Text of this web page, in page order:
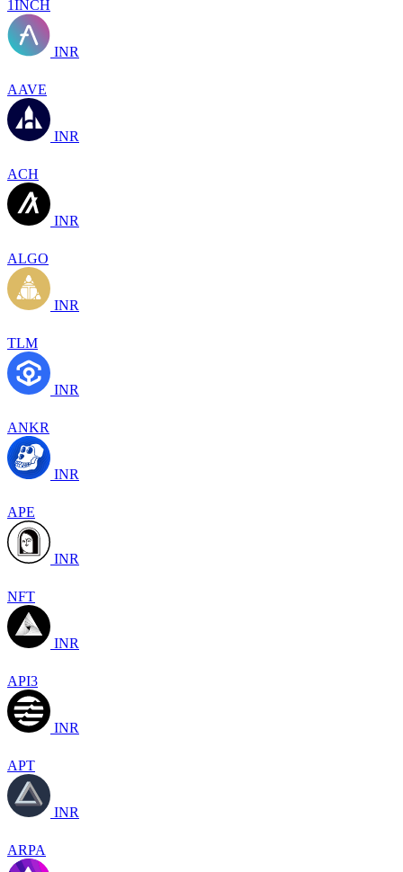
1INCH
INR
AAVE
INR
ACH
INR
ALGO
INR
TLM
INR
ANKR
INR
APE
INR
NFT
INR
API3
INR
APT
INR
ARPA